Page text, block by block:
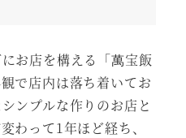
お店を構える「萬宝飯
で店内は落ち着いてお
ンプルな作りのお店と
わって1年ほど経ち、